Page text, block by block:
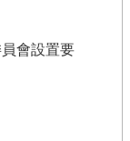
會設置要